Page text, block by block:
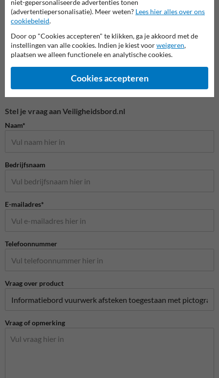
Waarschuwingsborden
Stel je vraag aan Veiligheidsbord.nl
Naam*
Bedrijfsnaam
E-mailadres*
Telefoonnummer
Vraag over product
Vraag of opmerking
niet-gepersonaliseerde advertenties tonen
(advertentiepersonalisatie). Meer weten? Lees hier alles over ons
cookiebeleid.
Door op "Cookies accepteren" te klikken, ga je akkoord met de
instellingen van alle cookies. Indien je kiest voorweigeren,
plaatsen we alleen functionele en analytische cookies.
Cookies accepteren